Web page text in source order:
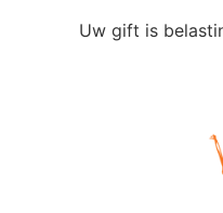
Uw gift is